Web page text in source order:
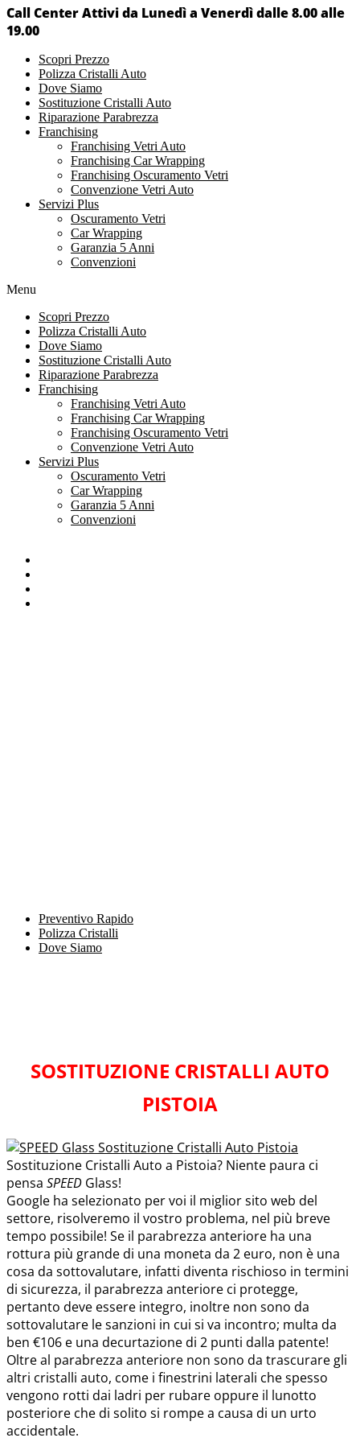
Call Center Attivi da Lunedì a Venerdì dalle 8.00 alle
19.00
Scopri Prezzo
Polizza Cristalli Auto
Dove Siamo
Sostituzione Cristalli Auto
Riparazione Parabrezza
Franchising
Franchising Vetri Auto
Franchising Car Wrapping
Franchising Oscuramento Vetri
Convenzione Vetri Auto
Servizi Plus
Oscuramento Vetri
Car Wrapping
Garanzia 5 Anni
Convenzioni
Menu
Scopri Prezzo
Polizza Cristalli Auto
Dove Siamo
Sostituzione Cristalli Auto
Riparazione Parabrezza
Franchising
Franchising Vetri Auto
Franchising Car Wrapping
Franchising Oscuramento Vetri
Convenzione Vetri Auto
Servizi Plus
Oscuramento Vetri
Car Wrapping
Garanzia 5 Anni
Convenzioni
Preventivo Rapido
Polizza Cristalli
Dove Siamo
SOSTITUZIONE CRISTALLI AUTO
PISTOIA
Sostituzione Cristalli Auto a Pistoia? Niente paura ci
pensa SPEED Glass!
Google ha selezionato per voi il miglior sito web del
settore, risolveremo il vostro problema, nel più breve
tempo possibile! Se il parabrezza anteriore ha una
rottura più grande di una moneta da 2 euro, non è una
cosa da sottovalutare, infatti diventa rischioso in termini
di sicurezza, il parabrezza anteriore ci protegge,
pertanto deve essere integro, inoltre non sono da
sottovalutare le sanzioni in cui si va incontro; multa da
ben €106 e una decurtazione di 2 punti dalla patente!
Oltre al parabrezza anteriore non sono da trascurare gli
altri cristalli auto, come i finestrini laterali che spesso
vengono rotti dai ladri per rubare oppure il lunotto
posteriore che di solito si rompe a causa di un urto
accidentale.